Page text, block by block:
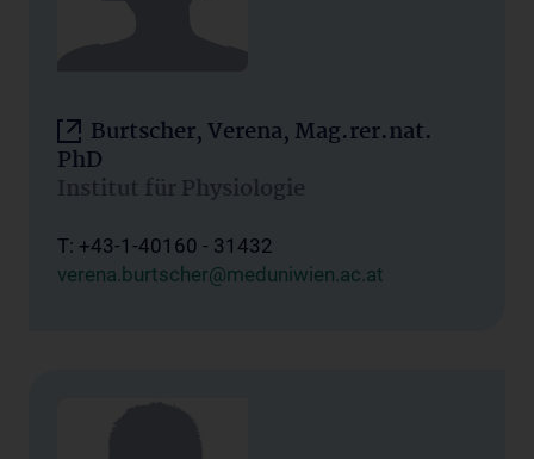
Burtscher, Verena, Mag.rer.nat.
PhD
Institut für Physiologie
T: +43-1-40160 - 31432
verena.burtscher@meduniwien.ac.at